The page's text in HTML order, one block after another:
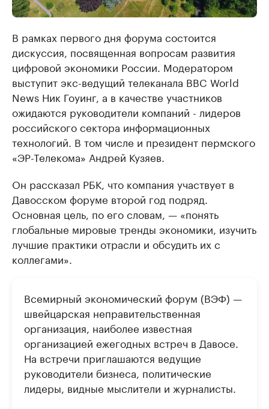
В рамках первого дня форума состоится
дискуссия, посвященная вопросам развития
цифровой экономики России. Модератором
выступит экс-ведущий телеканала BBC World
News Ник Гоуинг, а в качестве участников
ожидаются руководители компаний - лидеров
российского сектора информационных
технологий. В том числе и президент пермского
«ЭР-Телекома» Андрей Кузяев.
Он рассказал РБК, что компания участвует в
Давосском форуме второй год подряд.
Основная цель, по его словам, — «понять
глобальные мировые тренды экономики, изучить
лучшие практики отрасли и обсудить их с
коллегами».
Всемирный экономический форум (ВЭФ) —
швейцарская неправительственная
организация, наиболее известная
организацией ежегодных встреч в Давосе.
На встречи приглашаются ведущие
руководители бизнеса, политические
лидеры, видные мыслители и журналисты.